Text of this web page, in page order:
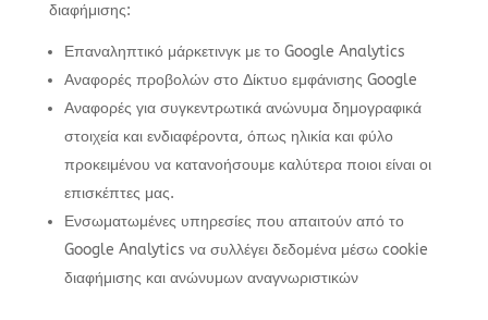
διαφήμισης:
Επαναληπτικό μάρκετινγκ με το Google Analytics
Αναφορές προβολών στο Δίκτυο εμφάνισης Google
Αναφορές για συγκεντρωτικά ανώνυμα δημογραφικά
στοιχεία και ενδιαφέροντα, όπως ηλικία και φύλο
προκειμένου να κατανοήσουμε καλύτερα ποιοι είναι οι
επισκέπτες μας.
Ενσωματωμένες υπηρεσίες που απαιτούν από το
Google Analytics να συλλέγει δεδομένα μέσω cookie
διαφήμισης και ανώνυμων αναγνωριστικών